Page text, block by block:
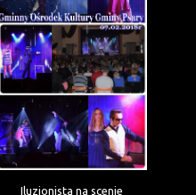
Iluzjonista na scenie